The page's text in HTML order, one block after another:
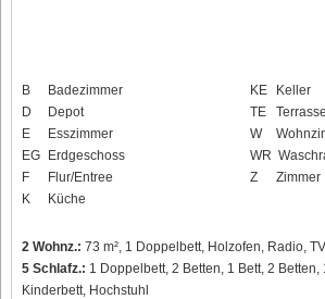
B
Badezimmer
D
Depot
E
Esszimmer
EG Erdgeschoss
F
Flur/Entree
K
Küche
KE
Keller
TE
Terrasse
W
WR
Z
Zimmer
2 Wohnz.: 73 m², 1 Doppelbett, Holzofen, Radio,
5 Schlafz.: 1 Doppelbett, 2 Betten, 1 Bett, 2 Betten,
Kinderbett, Hochstuhl